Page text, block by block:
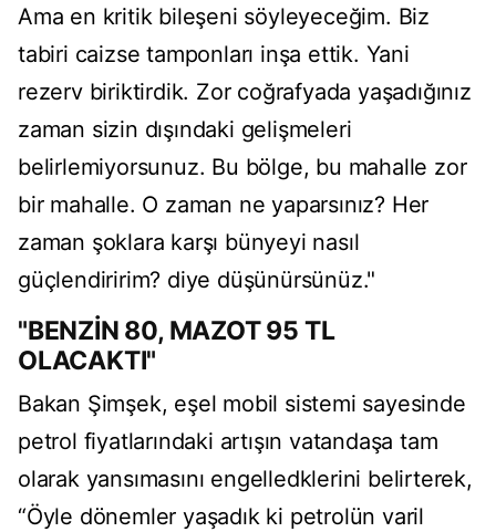
Ama en kritik bileşeni söyleyeceğim. Biz
tabiri caizse tamponları inşa ettik. Yani
rezerv biriktirdik. Zor coğrafyada yaşadığınız
zaman sizin dışındaki gelişmeleri
belirlemiyorsunuz. Bu bölge, bu mahalle zor
bir mahalle. O zaman ne yaparsınız? Her
zaman şoklara karşı bünyeyi nasıl
güçlendiririm? diye düşünürsünüz."
"BENZİN 80, MAZOT 95 TL
OLACAKTI"
Bakan Şimşek, eşel mobil sistemi sayesinde
petrol fiyatlarındaki artışın vatandaşa tam
olarak yansımasını engelledklerini belirterek,
“Öyle dönemler yaşadık ki petrolün varil